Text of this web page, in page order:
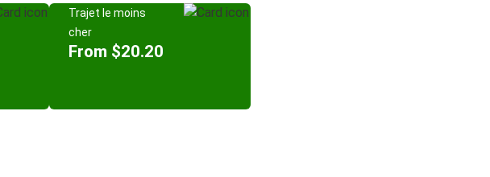
Trajet le moins
cher
From $20.20